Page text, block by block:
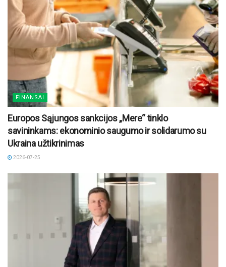
FINANSAI
Europos Sąjungos sankcijos „Mere“ tinklo
savininkams: ekonominio saugumo ir solidarumo su
Ukraina užtikrinimas
2026-07-25